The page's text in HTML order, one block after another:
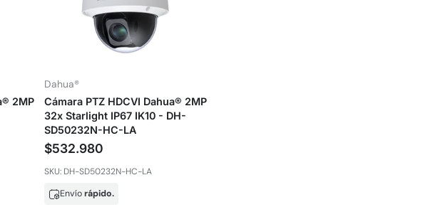
2MP
Dahua®
Cámara PTZ HDCVI Dahua® 2MP
32x Starlight IP67 IK10 - DH-
SD50232N-HC-LA
$532.980
SKU: DH-SD50232N-HC-LA
Envíorápido.